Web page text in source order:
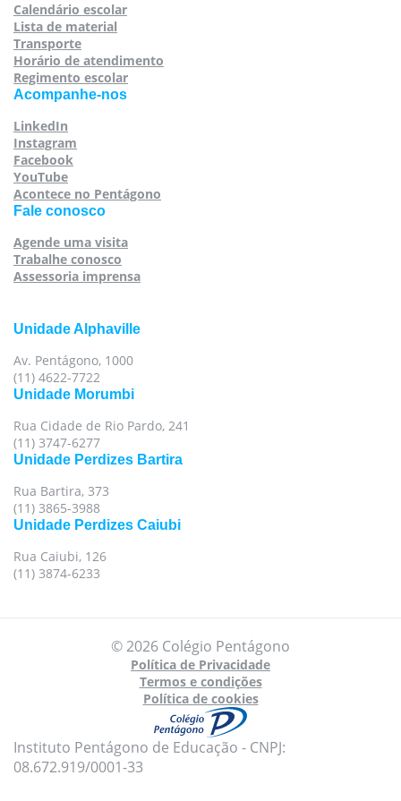
Calendário escolar
Lista de material
Transporte
Horário de atendimento
Regimento escolar
Acompanhe-nos
LinkedIn
Instagram
Facebook
YouTube
Acontece no Pentágono
Fale conosco
Agende uma visita
Trabalhe conosco
Assessoria imprensa
Unidade Alphaville
Av. Pentágono, 1000
(11) 4622-7722
Unidade Morumbi
Rua Cidade de Rio Pardo, 241
(11) 3747-6277
Unidade Perdizes Bartira
Rua Bartira, 373
(11) 3865-3988
Unidade Perdizes Caiubi
Rua Caiubi, 126
(11) 3874-6233
© 2026 Colégio Pentágono
Política de Privacidade
Termos e condições
Política de cookies
Instituto Pentágono de Educação - CNPJ:
08.672.919/0001-33